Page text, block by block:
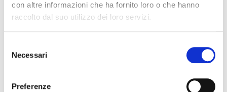
con altre informazioni che ha fornito loro o che hanno
raccolto dal suo utilizzo dei loro servizi.
delNecessari
Preferenze
DEI CONTI CORRENTI E SULL’EVENTUALE RIFIUTO
DI APERTURA DI NUOVI RAPPORTI BANCARI
POSSIBILE ACCESSO ALLA PROCEDURA DI
CESSATO CHE INTENDA RISTRUTTURARE DEBITI